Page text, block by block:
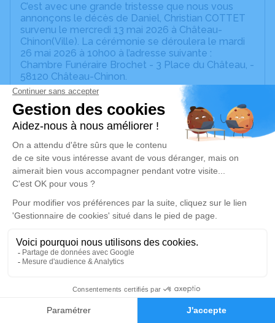
Faire-part Hommages
C’est avec une grande tristesse que nous vous
annonçons le décès de Daniel, Christian COTTET
survenu le mercredi 13 mai 2026 à Château-
Chinon(Ville). La cérémonie se déroulera le mardi
26 mai 2026 à 10h00 à l’adresse suivante :
Chambre Funéraire Brochet - 3 Place du Château, -
58120 Château-Chinon.
Nous vous invitons à utiliser cet espace pour
laisser vos condoléances, partager des photos
souvenirs, une anecdote ou exprimer vos pensées
à travers des poèmes ou des textes. Cet endroit
est un lieu d'expression dédié à honorer la
mémoire de Daniel COTTET.
Un service de plantation d’arbre hommage est
Cérémonie civile
Chambre Funéraire Brochet de Château-
Chinon